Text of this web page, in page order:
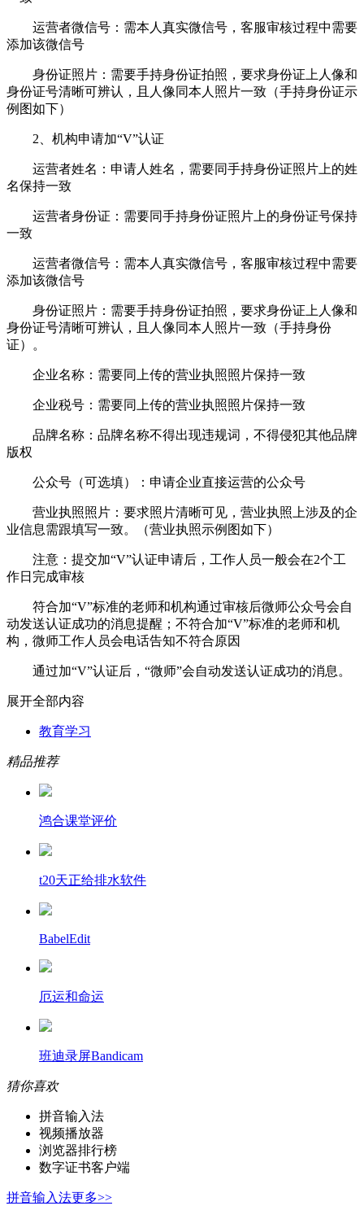
运营者微信号：需本人真实微信号，客服审核过程中需要
添加该微信号
身份证照片：需要手持身份证拍照，要求身份证上人像和
身份证号清晰可辨认，且人像同本人照片一致（手持身份证示
例图如下）
2、机构申请加“V”认证
运营者姓名：申请人姓名，需要同手持身份证照片上的姓
名保持一致
运营者身份证：需要同手持身份证照片上的身份证号保持
一致
运营者微信号：需本人真实微信号，客服审核过程中需要
添加该微信号
身份证照片：需要手持身份证拍照，要求身份证上人像和
身份证号清晰可辨认，且人像同本人照片一致（手持身份
证）。
企业名称：需要同上传的营业执照照片保持一致
企业税号：需要同上传的营业执照照片保持一致
品牌名称：品牌名称不得出现违规词，不得侵犯其他品牌
版权
公众号（可选填）：申请企业直接运营的公众号
营业执照照片：要求照片清晰可见，营业执照上涉及的企
业信息需跟填写一致。（营业执照示例图如下）
注意：提交加“V”认证申请后，工作人员一般会在2个工
作日完成审核
符合加“V”标准的老师和机构通过审核后微师公众号会自
动发送认证成功的消息提醒；不符合加“V”标准的老师和机
构，微师工作人员会电话告知不符合原因
通过加“V”认证后，“微师”会自动发送认证成功的消息。
展开全部内容
教育学习
精品推荐
鸿合课堂评价
t20天正给排水软件
BabelEdit
厄运和命运
班迪录屏Bandicam
猜你喜欢
拼音输入法
视频播放器
浏览器排行榜
数字证书客户端
拼音输入法更多>>